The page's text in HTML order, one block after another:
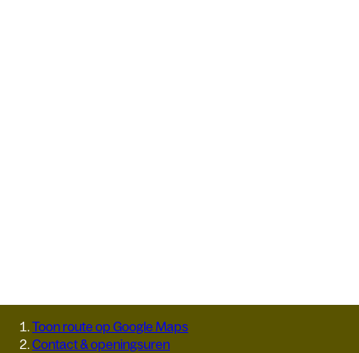
Toon route op Google Maps
Contact & openingsuren